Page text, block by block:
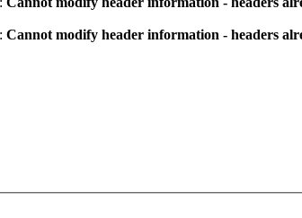
: Cannot modify header information - headers